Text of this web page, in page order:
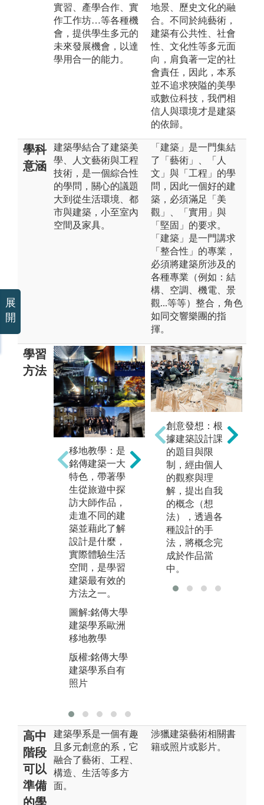
實習、產學合作、實
作工作坊…等各種機
會，提供學生多元的
未來發展機會，以達
學用合一的能力。
地景、歷史文化的融
合。不同於純藝術，
建築有公共性、社會
性、文化性等多元面
向，肩負著一定的社
會責任，因此，本系
並不追求狹隘的美學
或數位科技，我們相
信人與環境才是建築
的依歸。
學科
意涵
建築學結合了建築美
學、人文藝術與工程
技術，是一個綜合性
的學問，關心的議題
大到從生活環境、都
市與建築，小至室內
空間及家具。
「建築」是一門集結
了「藝術」、「人
文」與「工程」的學
問，因此一個好的建
築，必須滿足「美
觀」、「實用」與
「堅固」的要求。
「建築」是一門講求
「整合性」的專業，
必須將建築所涉及的
各種專業（例如：結
構、空調、機電、景
觀...等等）整合，角色
如同交響樂團的指
揮。
學習
方法
移地教學：是
銘傳建築一大
特色，帶著學
生從旅遊中探
訪大師作品，
走進不同的建
築並藉此了解
設計是什麼，
實際體驗生活
空間，是學習
建築最有效的
方法之一。
圖解:銘傳大學
建築學系歐洲
移地教學
版權:銘傳大學
建築學系自有
照片
國際大師講
座：銘傳建築
每學期邀請國
際大師到校演
講，如手塚貴
晴、平田晃
久、中村拓
志、Antonie Pr
edock、Elías T
orres Tur、武
仲義、Chris B
osse LAVA、M
透過講座，增
創意發想：根
據建築設計課
的題目與限
制，經由個人
的觀察與理
解，提出自我
的概念（想
法），透過各
種設計的手
法，將概念完
成於作品當
中。
高中
階段
可以
準備
的學
建築學系是一個有趣
且多元創意的系，它
融合了藝術、工程、
構造、生活等多方
面。
涉獵建築藝術相關書
籍或照片或影片。
展
開